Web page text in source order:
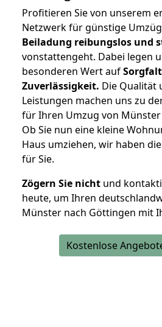
Profitieren Sie von unserem
Netzwerk für günstige
Beiladung reibungslos und
vonstattengeht. Dabei legen
besonderen Wert auf
Zuverlässigkeit. Die Qualität
Leistungen machen uns zu
für Ihren Umzug von
Ob Sie nun eine kleine
Haus umziehen, wir haben
für Sie.
Zögern Sie nicht und
heute, um Ihren
Münster nach Göttingen mit
Kostenlose